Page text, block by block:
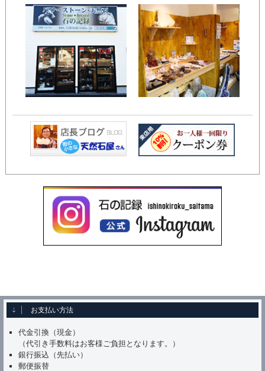
お支払い方法
代金引換（現金）
（代引き手数料はお客様ご負担となります。）
銀行振込（先払い）
郵便振替